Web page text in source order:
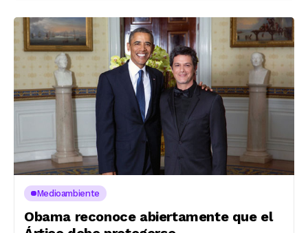
Medioambiente
Obama reconoce abiertamente que el